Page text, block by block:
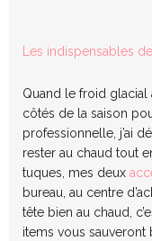
Les indispensables
Quand le froid glacial
côtés de la saison
professionnelle, j’ai
rester au chaud tout
tuques, mes deux
bureau, au centre
tête bien au chaud,
items vous sauveront